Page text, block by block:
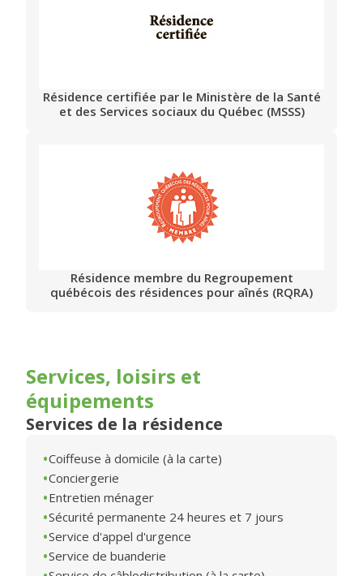
Résidence certifiée par le Ministère de la Santé
et des Services sociaux du Québec (MSSS)
Résidence membre du Regroupement
québécois des résidences pour aînés (RQRA)
Services, loisirs et
équipements
Services de la résidence
Coiffeuse à domicile (à la carte)
Conciergerie
Entretien ménager
Sécurité permanente 24 heures et 7 jours
Service d'appel d'urgence
Service de buanderie